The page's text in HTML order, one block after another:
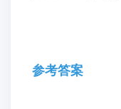
参考答案